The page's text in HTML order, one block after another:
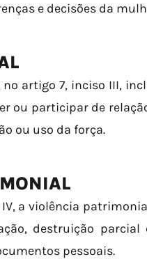
e decisões da
artigo 7, inciso III,
ou participar de
ou uso da força.
a violência
destruição
pessoais.